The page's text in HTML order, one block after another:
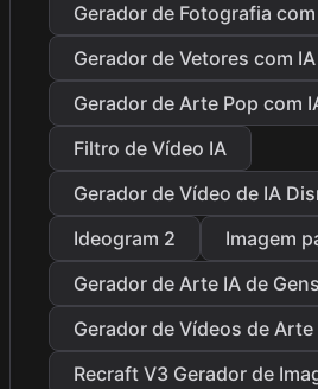
Gerador de Fotografia com
Gerador de Vetores com IA
Gerador de Arte Pop com
Filtro de Vídeo IA
Gerador de Vídeo de IA
Ideogram 2
Imagem
Gerador de Arte IA de
Gerador de Vídeos de Arte
Recraft V3 Gerador de